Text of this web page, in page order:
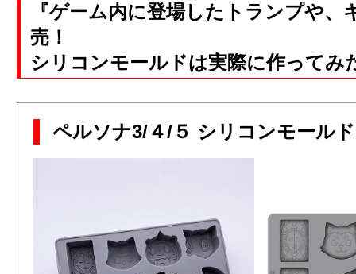
『ゲーム内に登場したトランプや、
売！
シリコンモールドは実際に作ってみ
ペルソナ3/４/５ シリコンモールド